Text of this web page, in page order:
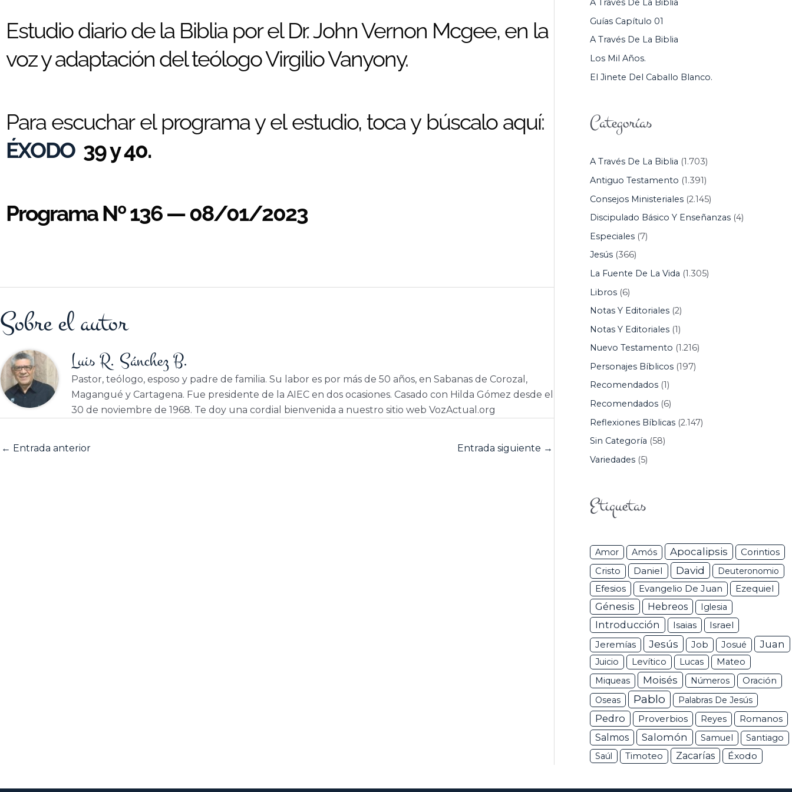
Estudio diario de la Biblia por el Dr. John Vernon Mcgee, en la
voz y adaptación del teólogo Virgilio Vanyony.
Para escuchar el programa y el estudio, toca y búscalo aquí:
ÉXODO 39 y 40.
Programa Nº 136 — 08/01/2023
Sobre el autor
Luis R. Sánchez B.
Pastor, teólogo, esposo y padre de familia. Su labor es por más de 50 años, en Sabanas de Corozal,
Magangué y Cartagena. Fue presidente de la AIEC en dos ocasiones. Casado con Hilda Gómez desde el
30 de noviembre de 1968. Te doy una cordial bienvenida a nuestro sitio web VozActual.org
← Entrada anterior Entrada siguiente →
R
:
A Través De La Biblia
Guías Capítulo 01
A Través De La Biblia
Los Mil Años.
El Jinete Del Caballo Blanco.
Categorías
A Través De La Biblia (1.703)
Antiguo Testamento (1.391)
Consejos Ministeriales(2.145)
Discipulado Básico Y Enseñanzas(4)
Especiales(7)
Jesús(366)
La Fuente De La Vida (1.305)
Libros(6)
Notas Y Editoriales(2)
Notas Y Editoriales(1)
Nuevo Testamento (1.216)
Personajes Bíblicos(197)
Recomendados(1)
Recomendados(6)
Reflexiones Bíblicas(2.147)
Sin Categoría (58)
Variedades(5)
Etiquetas
Amor Amós Apocalipsis Corintios
Cristo Daniel David Deuteronomio
Efesios Evangelio De Juan Ezequiel
Génesis Hebreos Iglesia
Introducción Isaias Israel
Jeremías Jesús Job Josué Juan
Juicio Levítico Lucas
Mateo
Miqueas
Moisés Números
Oración
Oseas
Pablo Palabras De Jesús
Pedro Proverbios Reyes
Romanos
Salmos
Salomón Samuel
Santiago
Saúl
Timoteo Zacarías Éxodo